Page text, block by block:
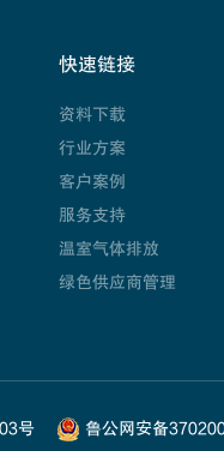
快速链接
资料下载
行业方案
客户案例
服务支持
温室气体排放
绿色供应商管理
号 鲁公网安备